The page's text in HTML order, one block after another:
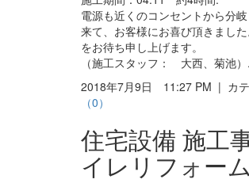
電源も近くのコンセントから分
来て、お客様にお喜び頂きまし
をお待ち申し上げます。
（施工スタッフ： 大西、菊池）.
2018年7月9日 11:27 PM | カテ
（0）
住宅設備 施工
イレリフォー